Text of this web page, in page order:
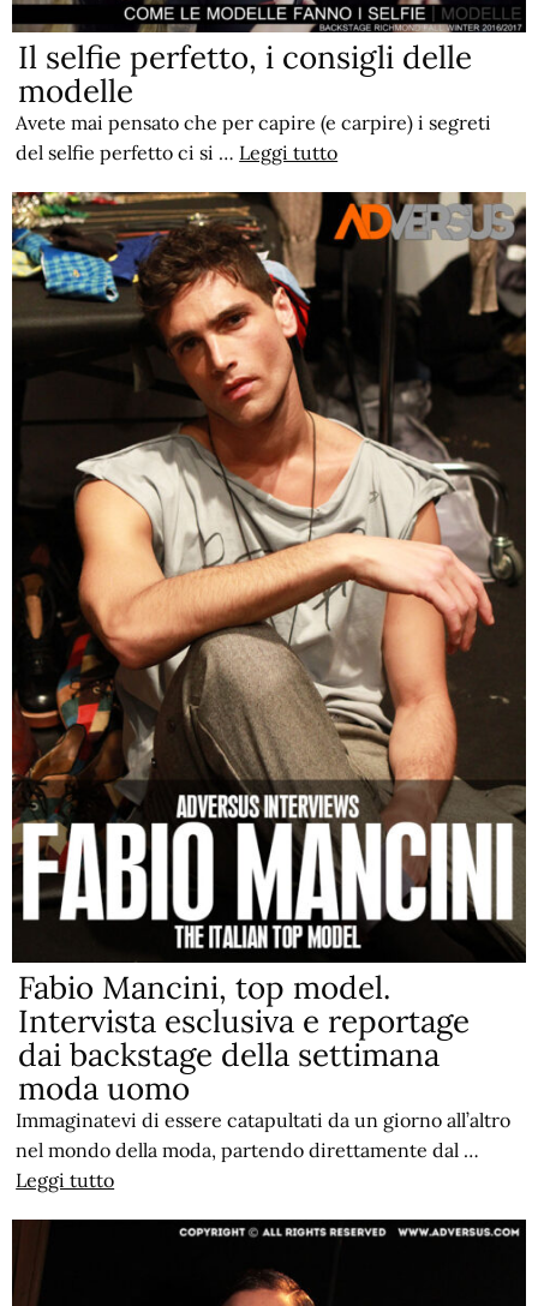
Il selfie perfetto, i consigli delle
modelle
Avete mai pensato che per capire (e carpire) i segreti
del selfie perfetto ci si … Leggi tutto
Fabio Mancini, top model.
Intervista esclusiva e reportage
dai backstage della settimana
moda uomo
Immaginatevi di essere catapultati da un giorno all’altro
nel mondo della moda, partendo direttamente dal …
Leggi tutto